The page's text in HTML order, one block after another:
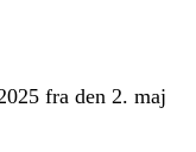
fra den 2. maj